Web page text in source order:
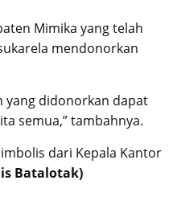
Mimika yang telah
mendonorkan
yang didonorkan dapat
semua,” tambahnya.
dari Kepala Kantor
Batalotak)